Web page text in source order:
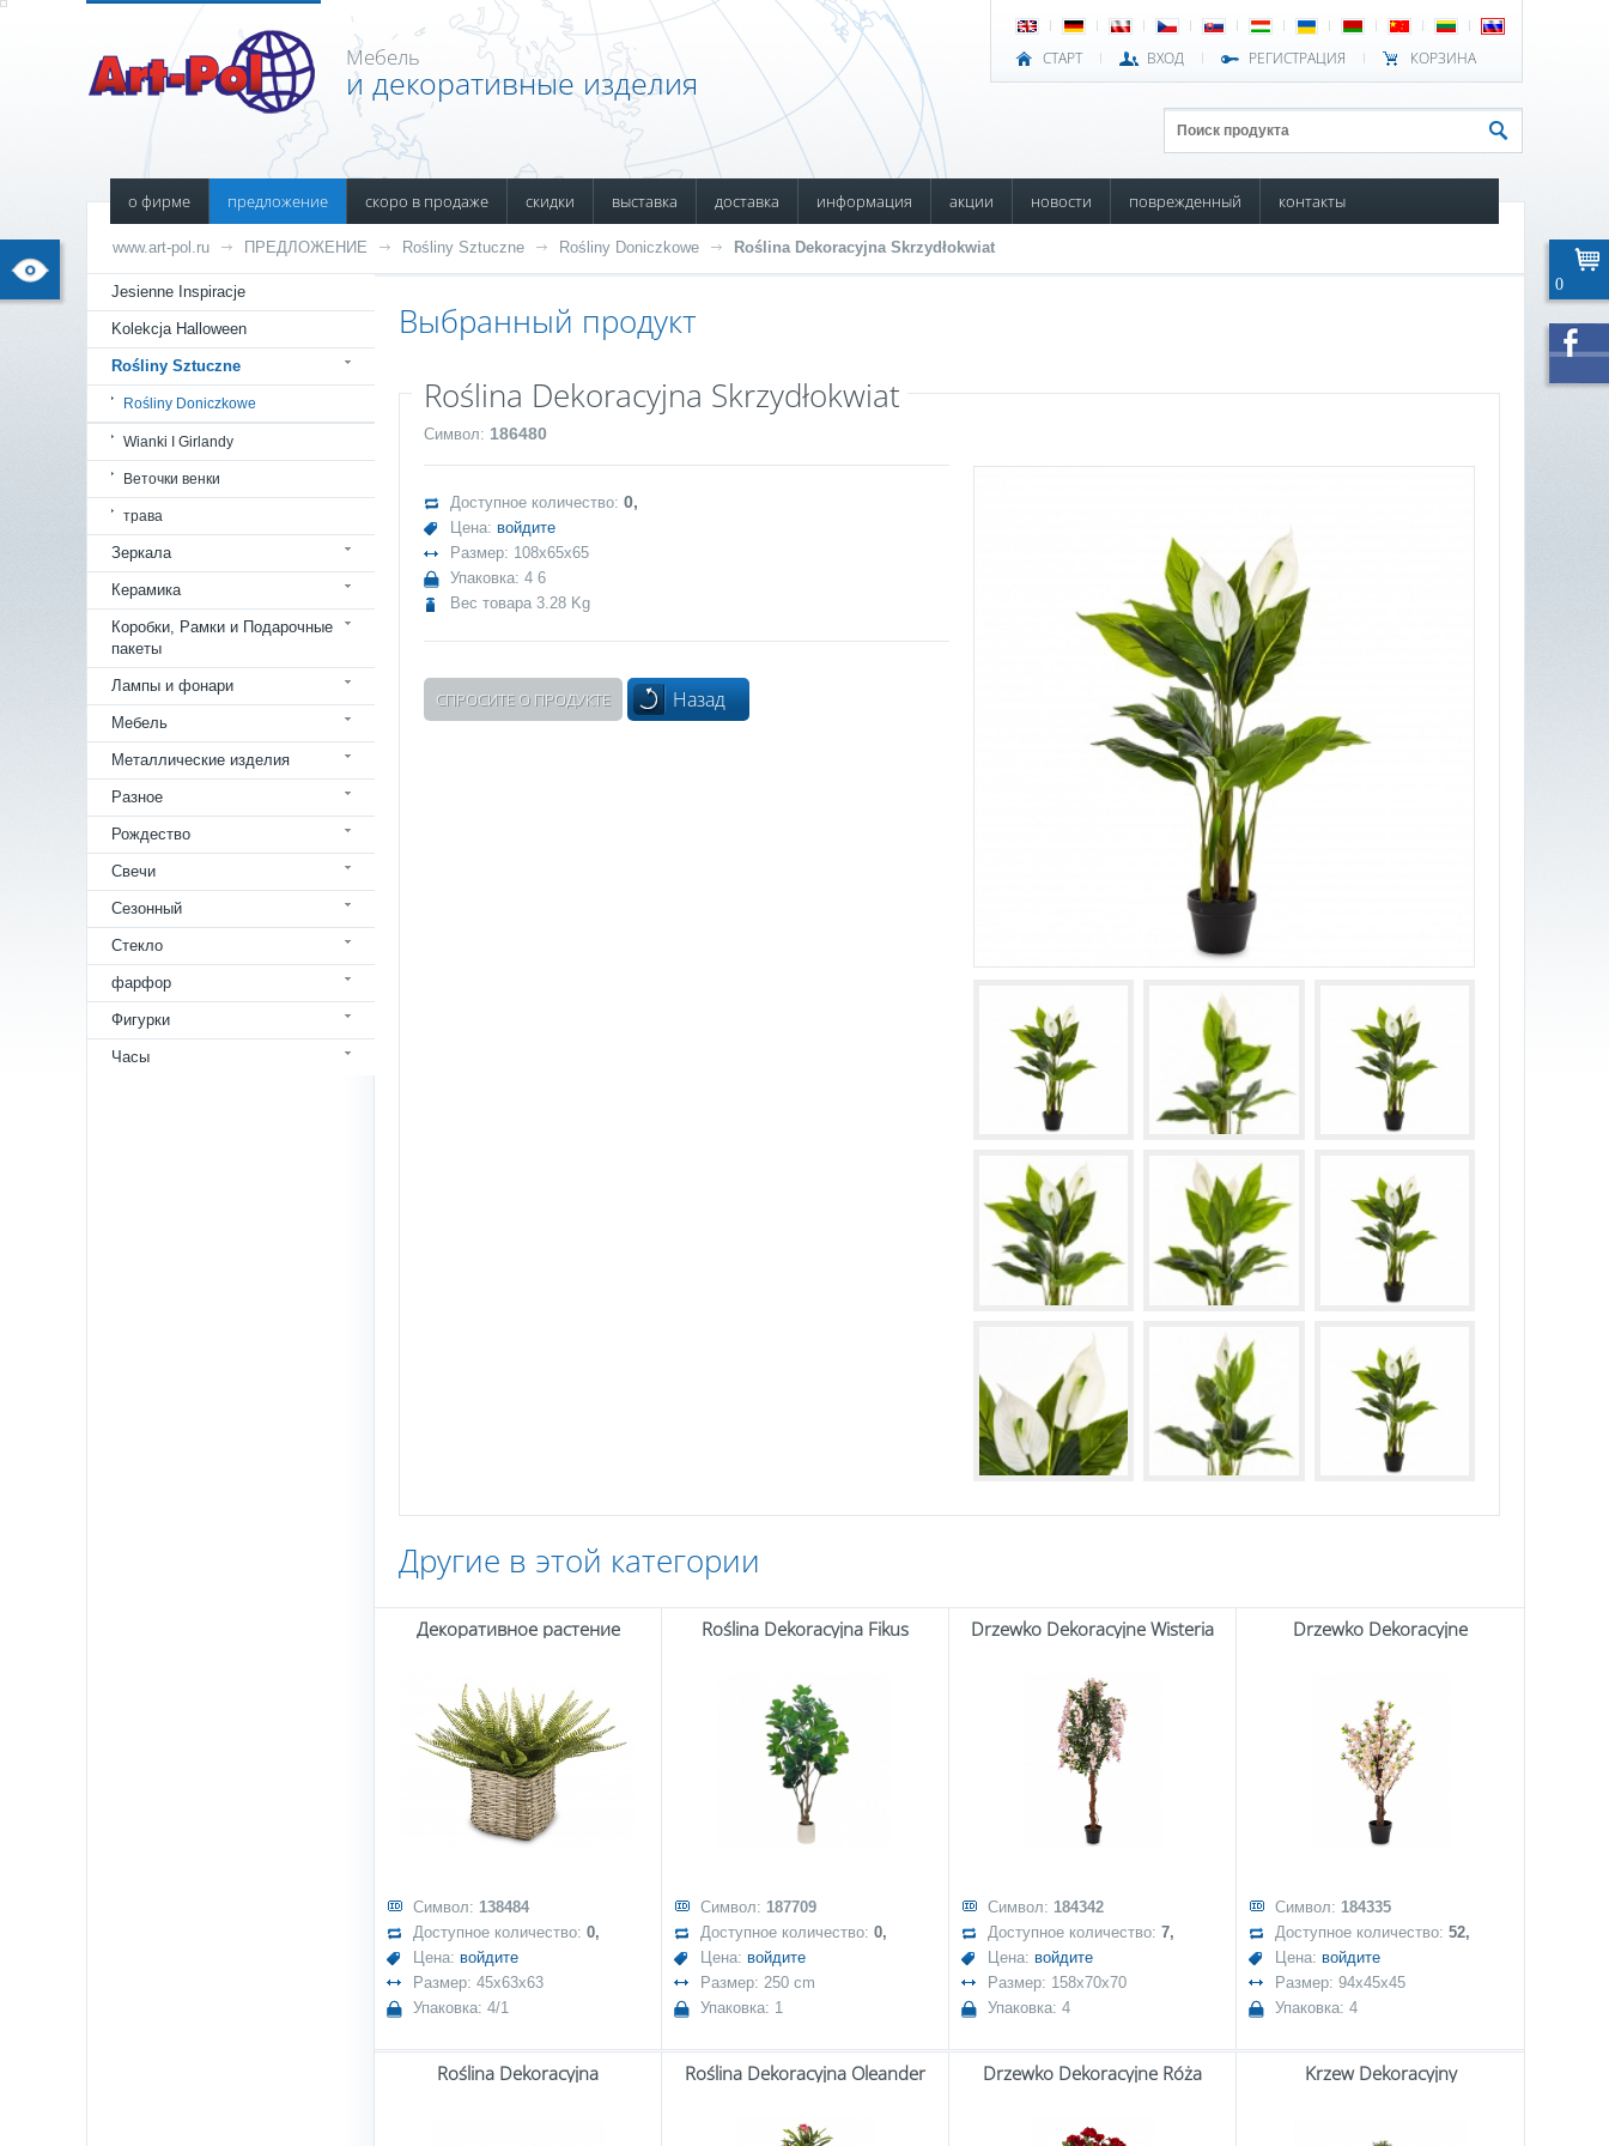
СТАРТ ВХОД РЕГИСТРАЦИЯ КОРЗИНА
Мебель
и декоративные изделия
о фирме предложение скоро в продаже скидки выставка доставка информация акции новости поврежденный контакты
www.art-pol.ru ПРЕДЛОЖЕНИЕ Rośliny Sztuczne Rośliny Doniczkowe Roślina Dekoracyjna Skrzydłokwiat
Jesienne Inspiracje
Kolekcja Halloween
Rośliny Sztuczne
Rośliny Doniczkowe
Wianki I Girlandy
Веточки венки
трава
Зеркала
Керамика
Коробки, Рамки и Подарочные
пакеты
Лампы и фонари
Мебель
Металлические изделия
Разное
Рождество
Свечи
Сезонный
Стекло
фарфор
Фигурки
Часы
Выбранный продукт
Roślina Dekoracyjna Skrzydłokwiat
Символ: 186480
Доступное количество: 0,
Цена: войдите
Размер: 108x65x65
Упаковка: 4 6
Вес товара 3.28 Kg
СПРОСИТЕ О ПРОДУКТЕ Назад
Другие в этой категории
Декоративное растение
Символ: 138484
Доступное количество: 0,
Цена: войдите
Размер: 45x63x63
Упаковка: 4/1
Roślina Dekoracyjna Fikus
Символ: 187709
Доступное количество: 0,
Цена: войдите
Размер: 250 cm
Упаковка: 1
Drzewko Dekoracyjne Wisteria
Символ: 184342
Доступное количество: 7,
Цена: войдите
Размер: 158x70x70
Упаковка: 4
Drzewko Dekoracyjne
Символ: 184335
Доступное количество: 52,
Цена: войдите
Размер: 94x45x45
Упаковка: 4
Roślina Dekoracyjna Roślina Dekoracyjna Oleander Drzewko Dekoracyjne Róża Krzew Dekoracyjny
0